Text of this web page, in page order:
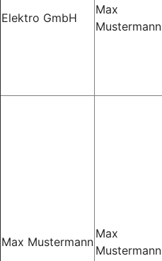
Elektro GmbH
Max
Mustermann
Max Mustermann
Max
Mustermann